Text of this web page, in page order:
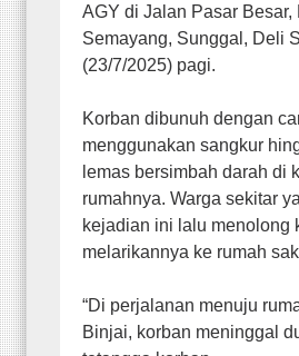
AGY di Jalan Pasar Besar,
Semayang, Sunggal, Deli
(23/7/2025) pagi.
Korban dibunuh dengan
menggunakan sangkur
lemas bersimbah darah di
rumahnya. Warga sekitar
kejadian ini lalu menolong
melarikannya ke rumah
“Di perjalanan menuju
Binjai, korban meninggal